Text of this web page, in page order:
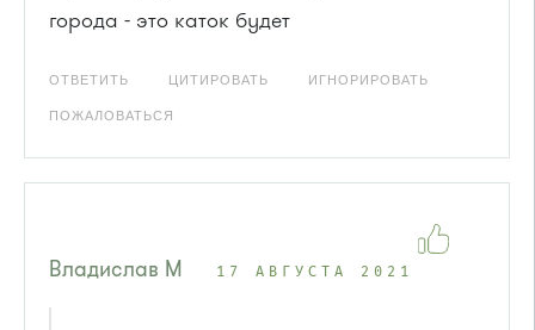
города - это каток будет
ОТВЕТИТЬ ЦИТИРОВАТЬ ИГНОРИРОВАТЬ
ПОЖАЛОВАТЬСЯ
Владислав М 17 АВГУСТА 2021